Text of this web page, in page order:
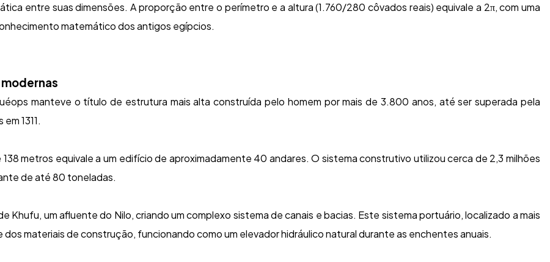
entre suas dimensões. A proporção entre o perímetro e a altura (1.760/280 côvados reais) equivale a 2π, com uma
matemático dos antigos egípcios.
manteve o título de estrutura mais alta construída pelo homem por mais de 3.800 anos, até ser superada pela
1311.
metros equivale a um edifício de aproximadamente 40 andares. O sistema construtivo utilizou cerca de 2,3 milhões
de até 80 toneladas.
um afluente do Nilo, criando um complexo sistema de canais e bacias. Este sistema portuário, localizado a mais
materiais de construção, funcionando como um elevador hidráulico natural durante as enchentes anuais.